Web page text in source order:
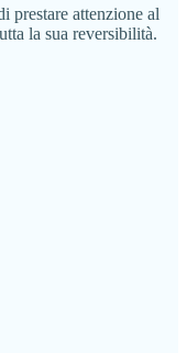
prestare attenzione al
la sua reversibilità.